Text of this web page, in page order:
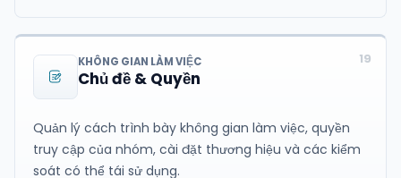
19
KHÔNG GIAN LÀM VIỆC
Chủ đề & Quyền
Quản lý cách trình bày không gian làm việc, quyền
truy cập của nhóm, cài đặt thương hiệu và các kiểm
soát có thể tái sử dụng.